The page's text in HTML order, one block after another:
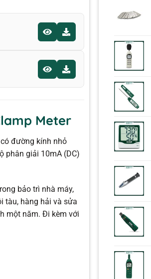
Meter
đường kính nhỏ
phân giải 10mA (DC)
bảo trì nhà máy,
tàu, hàng hải và sửa
một năm. Đi kèm với